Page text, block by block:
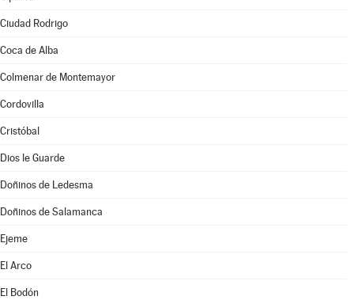
Ciudad Rodrigo
Coca de Alba
Colmenar de Montemayor
Cordovilla
Cristóbal
Dios le Guarde
Doñinos de Ledesma
Doñinos de Salamanca
Ejeme
El Arco
El Bodón